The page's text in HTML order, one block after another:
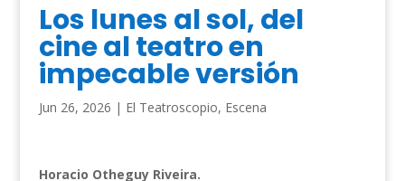
Los lunes al sol, del
cine al teatro en
impecable versión
Jun 26, 2026 | El Teatroscopio, Escena
Horacio Otheguy Riveira.